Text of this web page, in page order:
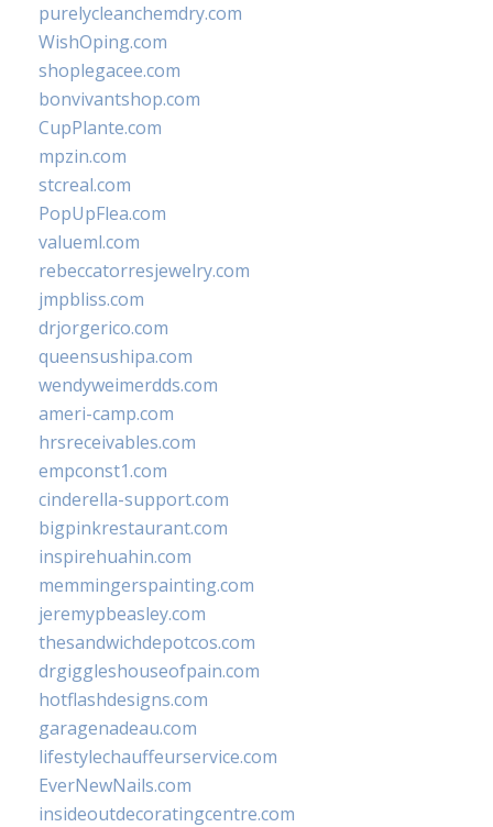
purelycleanchemdry.com
WishOping.com
shoplegacee.com
bonvivantshop.com
CupPlante.com
mpzin.com
stcreal.com
PopUpFlea.com
valueml.com
rebeccatorresjewelry.com
jmpbliss.com
drjorgerico.com
queensushipa.com
wendyweimerdds.com
ameri-camp.com
hrsreceivables.com
empconst1.com
cinderella-support.com
bigpinkrestaurant.com
inspirehuahin.com
memmingerspainting.com
jeremypbeasley.com
thesandwichdepotcos.com
drgiggleshouseofpain.com
hotflashdesigns.com
garagenadeau.com
lifestylechauffeurservice.com
EverNewNails.com
insideoutdecoratingcentre.com